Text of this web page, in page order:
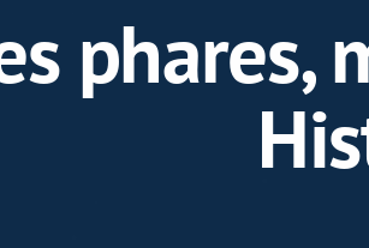
phares,